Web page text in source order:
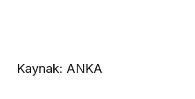
Kaynak: ANKA